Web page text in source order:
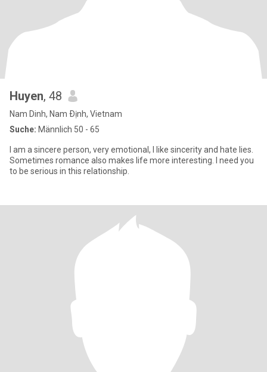
Huyen, 48
Nam Dinh, Nam Ðịnh, Vietnam
Suche: Männlich 50 - 65
I am a sincere person, very emotional, I like sincerity and hate lies.
Sometimes romance also makes life more interesting. I need you
to be serious in this relationship.